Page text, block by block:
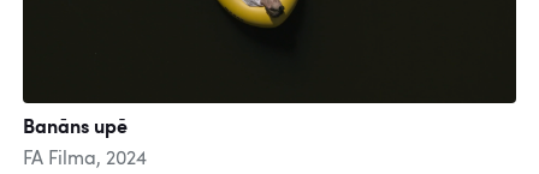
Banāns upē
FA Filma, 2024